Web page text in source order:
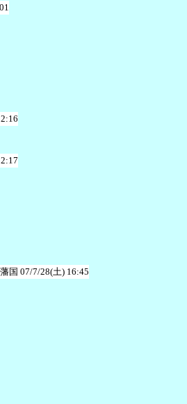
国 07/7/28(土) 16:45